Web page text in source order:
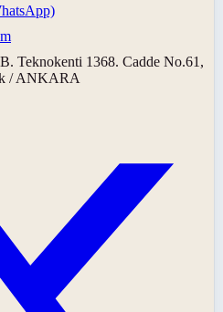
Teknokenti 1368. Cadde No.61,
/ ANKARA